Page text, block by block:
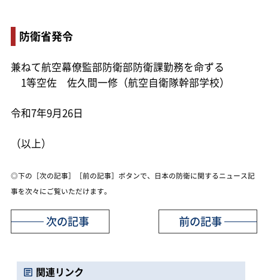
防衛省発令
兼ねて航空幕僚監部防衛部防衛課勤務を命ずる
1等空佐 佐久間一修（航空自衛隊幹部学校）
令和7年9月26日
（以上）
◎下の［次の記事］［前の記事］ボタンで、日本の防衛に関するニュース記
事を次々にご覧いただけます。
前の記事
次の記事
関連リンク